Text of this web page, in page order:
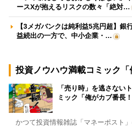
ースXが抱えるリスクの数々「絶対…
【3メガバンクは純利益5兆円超】銀
益続出の一方で、中小企業・…
投資ノウハウ満載コミック「
「売り時」を逃さな
ミック「俺がカブ番長
かつて投資情報雑誌「マネーポスト